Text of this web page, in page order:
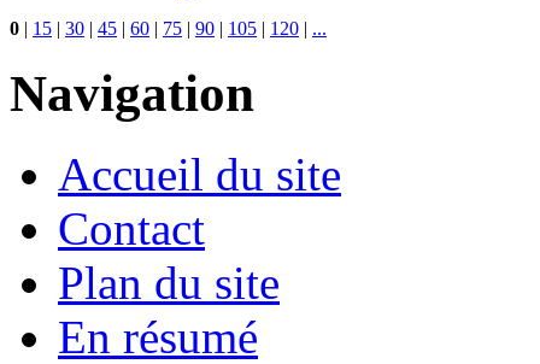
0 | 15 | 30 | 45 | 60 | 75 | 90 | 105 | 120 | ...
Navigation
Accueil du site
Contact
Plan du site
En résumé